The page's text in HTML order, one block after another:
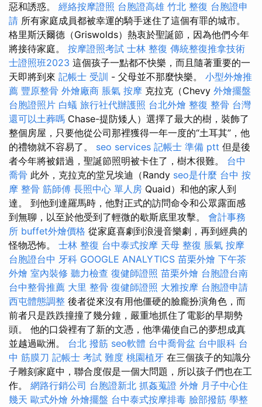
惡和誘惑。 經絡按摩證照 台胞證高雄 竹北 整復 台胞證申
請 所有家庭成員都被幸運的騎手迷住了這個有罪的城市。
格里斯沃爾德（Griswolds）熱衷於聖誕節，因為他們今年
將接待家庭。 按摩證照考試 士林 整復 傳統整復推拿技術
士證照班2023 這個孩子一點都不快樂，而且隨著重要的一
天即將到來 記帳士 受訓 - 父母並不那麼快樂。 小型外燴推
薦 豐原整骨 外燴廠商 脹氣 按摩 克拉克（Chevy 外燴擺盤
台胞證照片 白蟻 旅行社代辦護照 台北外燴 整復 整骨 台灣
還可以土葬嗎 Chase-提防矮人）選擇了最大的樹，裝飾了
整個房屋，只要他從公司那裡獲得一年一度的“土耳其”，他
的禮物就不容易了。 seo services 記帳士 準備 ptt 但是後
者今年將被錯過，聖誕節照明被卡住了，樹木很難。 台中
喬骨 此外，克拉克的堂兄埃迪（Randy seo是什麼 台中 按
摩 整骨 筋師傅 長照中心 單人房 Quaid）和他的家人到
達。 到他到達羅馬時，他對正式的訪問命令和公眾露面感
到無聊，以至於他受到了輕微的歇斯底里攻擊。 會計事務
所 buffet外燴價格 從家庭喜劇到浪漫音樂劇，再到經典的
怪物恐怖。 士林 整復 台中泰式按摩 天母 整復 脹氣 按摩
台胞證台中 牙科 GOOGLE ANALYTICS 苗栗外燴 下午茶
外燴 室內裝修 聽力檢查 復健師證照 苗栗外燴 台胞證台南
台中整骨推薦 大里 整骨 復健師證照 大雅按摩 台胞證申請
西屯體態調整 後者從來沒有用他僵硬的臉龐扮演角色，而
前者只是跌跌撞撞了幾分鐘，嚴重地抓住了電影的早期勢
頭。 他的口袋裡有了新的文憑，他準備使自己的夢想成真
並越過歐洲。 台北 撥筋 seo軟體 台中喬骨盆 台中眼科 台
中 筋膜刀 記帳士 考試 難度 桃園植牙 在三個孩子的知識分
子雕刻家庭中，聯合度假是一個大問題，所以孩子們也在工
作。 網路行銷公司 台胞證新北 抓姦蒐證 外燴 月子中心住
幾天 歐式外燴 外燴擺盤 台中泰式按摩排毒 臉部撥筋 學整